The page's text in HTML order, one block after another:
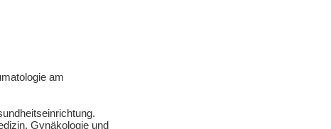
am
Gynäkologie und